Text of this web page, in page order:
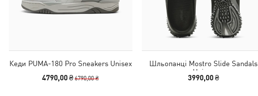
Кеди PUMA-180 Pro Sneakers Unisex
4790,00 ₴6790,00 ₴
Шльопанці Mostro Slide Sandals
Unisex
3990,00 ₴